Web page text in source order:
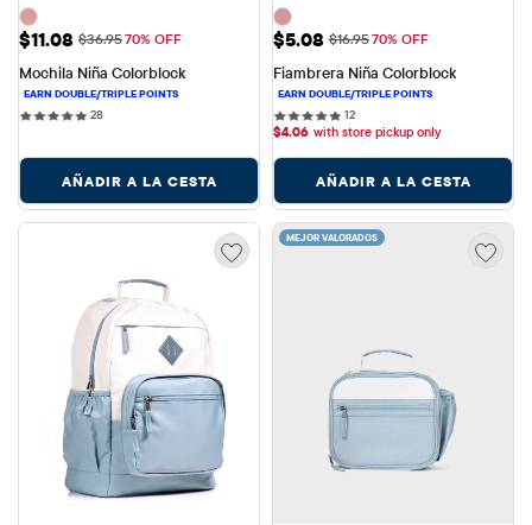
Precio de venta: $11.08
$11.08 Precio original: $36.95
$36.9570% OFF
Mochila Niña Colorblock
2828 reviews
AÑADIR A LA CESTA
Precio de venta: $5.08
$5.08 Precio original: $16.95
$16.9570% OFF
Fiambrera Niña Colorblock
1212 reviews
$4.06 with store pickup only
AÑADIR A LA CESTA
MEJOR VALORADOS